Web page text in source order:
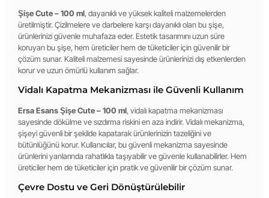
Şişe Cute – 100 ml, dayanıklı ve yüksek kaliteli malzemelerden
üretilmiştir. Çizilmelere ve darbelere karşı dayanıklı olan bu şişe,
ürünlerinizi güvenle muhafaza eder. Estetik tasarımını uzun süre
koruyan bu şişe, hem üreticiler hem de tüketiciler için güvenilir bir
çözüm sunar. Kaliteli malzemesi sayesinde ürünlerinizi dış etkenlerden
korur ve uzun ömürlü kullanım sağlar.
Vidalı Kapatma Mekanizması ile Güvenli Kullanım
Ersa Esans Şişe Cute – 100 ml, vidalı kapatma mekanizması
sayesinde dökülme ve sızdırma riskini en aza indirir. Vidalı mekanizma,
şişeyi güvenli bir şekilde kapatarak ürünlerinizin tazeliğini ve
bütünlüğünü korur. Kullanıcılar, bu güvenli mekanizma sayesinde
ürünlerini yanlarında rahatlıkla taşıyabilir ve güvenle kullanabilirler. Hem
üreticiler hem de tüketiciler için pratik ve güvenilir bir çözüm sunar.
Çevre Dostu ve Geri Dönüştürülebilir